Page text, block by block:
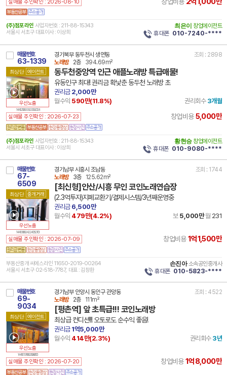
실매물 주인확인 : 2026-08-10
(주)점포라인 사업자번호 : 211-88-15343
서울시 서초구 대표이사 : 이상희
최은이 창업에이전트
휴대폰 010-7240-****
매물번호
63-1339
최상단 에이전트
우선노출
14 41250 8339 230920 104
경기북부 동두천시 생연동
조회 : 2898
노래방
2층 394.69m²
동두천중앙역 인근 애플노래방 특급매물!
유동인구 최대! 권리금 확낯춘 동두천 노래방 초
권리금2,000만
월수익 590만(11.8%) 권리회수 3개월
실매물 주인확인 : 2026-07-23 창업비용5,000만
(주)점포라인 사업자번호 : 211-88-15343
서울시 서초구 대표이사 : 이상희
황현승 창업에이전트
휴대폰 010-9080-****
매물번호
67-
6509
최상단 중개거래
우선노출
14 41390 8242 240527 101
경기남부 시흥시 조남동
조회 : 1744
노래방
3층 125.62m²
[최신형]안산/시흥 무인 코인노래연습장
(2.3억투자)지폐교환기/결제시스템/3년째운영중
권리금6,500만
월수익 479만(4.2%) 보 5,000만 월 231
실매물 주인확인 : 2026-07-09 창업비용1억1,500만
부동산중개 씨에스라인 11650-2019-00264
서울시 서초구 02-518-7787, 대표 : 김창환
손진아 소속공인중개사
휴대폰 010-5823-****
매물번호
69-
9034
최상단 에이전트
우선노출
14 41173 7856 250806 101
경기남부 안양시 동안구 관양동
조회 : 4522
노래방
2층 111m²
[평촌역] 앞 초특급!!! 코인노래방
최상급 컨디션!!! 오토로도 순수익 좋음!
권리금1억5,000만
월수익 414만(2.3%) 권리회수 3년
실매물 주인확인 : 2026-07-20 창업비용1억8,000만